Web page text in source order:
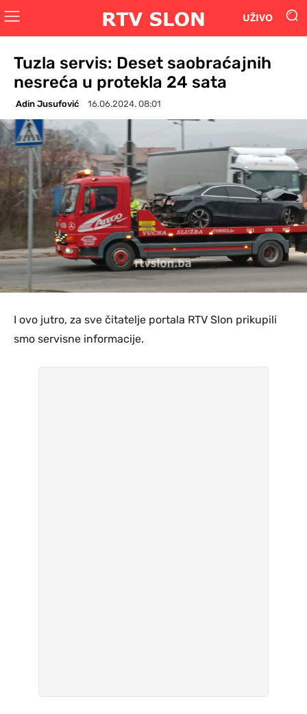
UŽIVO
Tuzla servis: Deset saobraćajnih
nesreća u protekla 24 sata
Adin Jusufović 16.06.2024. 08:01
I ovo jutro, za sve čitatelje portala RTV Slon prikupili
smo servisne informacije.